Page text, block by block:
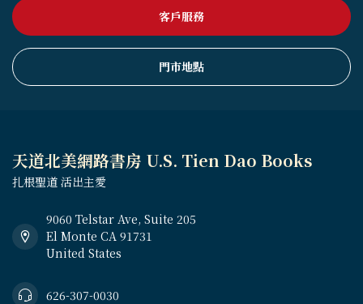
客戶服務
門市地點
天道北美網路書房 U.S. Tien Dao Books
扎根聖道 活出主愛
9060 Telstar Ave, Suite 205
El Monte CA 91731
United States
626-307-0030